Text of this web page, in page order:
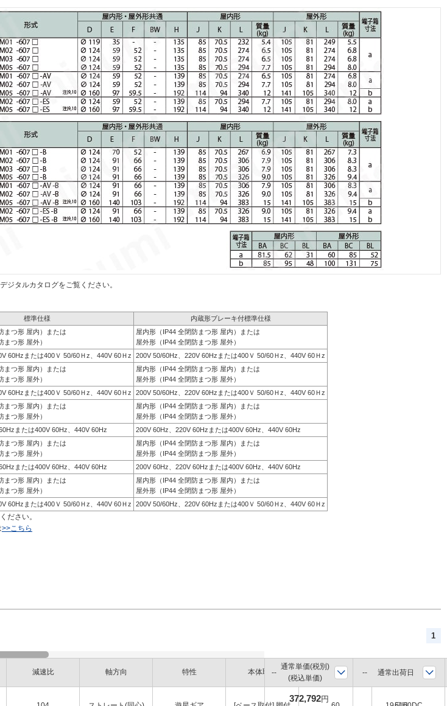
ジタルカタログをご覧ください。
標準仕様 内蔵形ブレーキ付標準仕様
まつ形 屋内）または
まつ形 屋外）
屋内形（IP44 全閉防まつ形 屋内）または
屋外形（IP44 全閉防まつ形 屋外）
60Hzまたは400Ｖ 50/60Ｈz、440V 60Ｈz 200V 50/60Hz、220V 60Hzまたは400Ｖ 50/60Ｈz、440V 60Ｈz
まつ形 屋内）または
まつ形 屋外）
屋内形（IP44 全閉防まつ形 屋内）または
屋外形（IP44 全閉防まつ形 屋外）
60Hzまたは400Ｖ 50/60Ｈz、440V 60Ｈz 200V 50/60Hz、220V 60Hzまたは400Ｖ 50/60Ｈz、440V 60Ｈz
まつ形 屋内）または
まつ形 屋外）
屋内形（IP44 全閉防まつ形 屋内）または
屋外形（IP44 全閉防まつ形 屋外）
または400V 60Hz、440V 60Hz 200V 60Hz、220V 60Hzまたは400V 60Hz、440V 60Hz
まつ形 屋内）または
まつ形 屋外）
屋内形（IP44 全閉防まつ形 屋内）または
屋外形（IP44 全閉防まつ形 屋外）
または400V 60Hz、440V 60Hz 200V 60Hz、220V 60Hzまたは400V 60Hz、440V 60Hz
まつ形 屋内）または
まつ形 屋外）
屋内形（IP44 全閉防まつ形 屋内）または
屋外形（IP44 全閉防まつ形 屋外）
60Hzまたは400Ｖ 50/60Ｈz、440V 60Ｈz 200V 50/60Hz、220V 60Hzまたは400Ｖ 50/60Ｈz、440V 60Ｈz
ださい。
>>こちら
1
減速比 軸方向 特性 本体取付
軸径
(mm)
枠番
通常単価(税別)
(税込単価)
通常出荷日
372,792円